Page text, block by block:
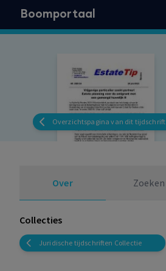
Boomportaal
Overzichtspagina van dit tijdschrift
Over Zoeken
Collecties
Juridische tijdschriften Collectie